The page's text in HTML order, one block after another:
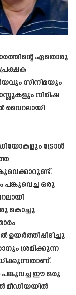
ഏതൊരു
സിനിമയും
നിമിഷ
വൈറലായി
ട്രോൾ
പങ്കുവെച്ച ഒരു
കൊച്ചു
ശ്രമിക്കുന്ന
പങ്കുവച്ച ഈ ഒരു
മീഡിയയിൽ